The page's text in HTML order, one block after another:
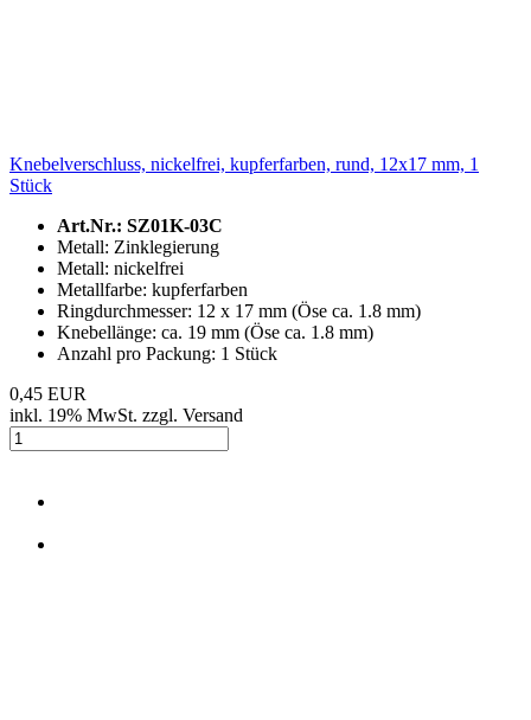
Knebelverschluss, nickelfrei, kupferfarben, rund, 12x17 mm, 1
Stück
Art.Nr.: SZ01K-03C
Metall: Zinklegierung
Metall: nickelfrei
Metallfarbe: kupferfarben
Ringdurchmesser: 12 x 17 mm (Öse ca. 1.8 mm)
Knebellänge: ca. 19 mm (Öse ca. 1.8 mm)
Anzahl pro Packung: 1 Stück
0,45 EUR
inkl. 19% MwSt. zzgl. Versand